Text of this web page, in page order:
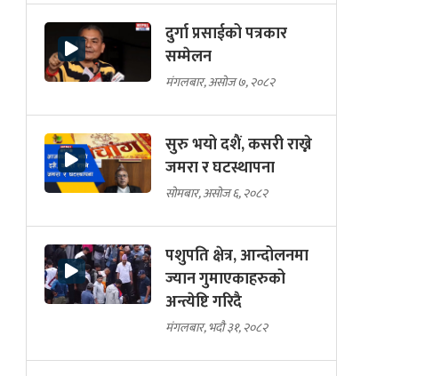
दुर्गा प्रसाईको पत्रकार
सम्मेलन
मंगलबार, असोज ७, २०८२
सुरु भयो दशैं, कसरी राख्ने
जमरा र घटस्थापना
सोमबार, असोज ६, २०८२
पशुपति क्षेत्र, आन्दोलनमा
ज्यान गुमाएकाहरुको
अन्त्येष्टि गरिदै
मंगलबार, भदौ ३१, २०८२